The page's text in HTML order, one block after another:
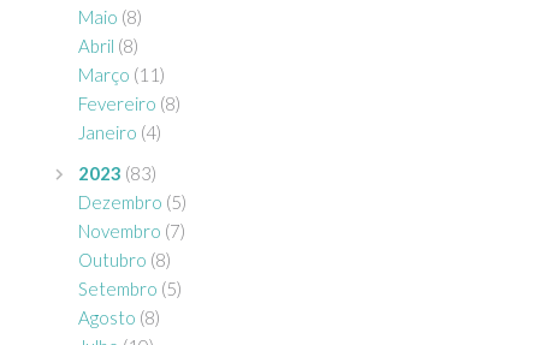
Maio (8)
Abril (8)
Março (11)
Fevereiro (8)
Janeiro (4)
2023 (83)
Dezembro (5)
Novembro (7)
Outubro (8)
Setembro (5)
Agosto (8)